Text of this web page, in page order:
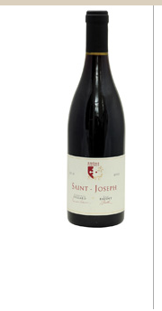
Reportages
Nos
événements
Spiritueux
Notes
de
dégustation